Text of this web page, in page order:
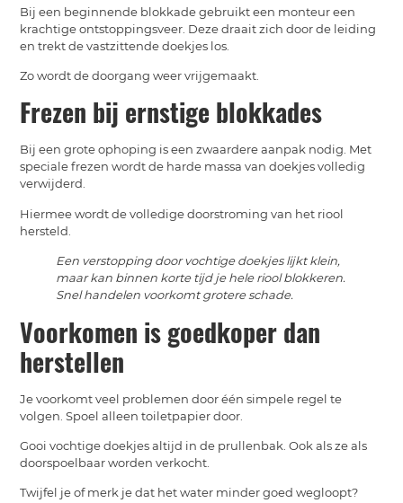
Bij een beginnende blokkade gebruikt een monteur een
krachtige ontstoppingsveer. Deze draait zich door de leiding
en trekt de vastzittende doekjes los.
Zo wordt de doorgang weer vrijgemaakt.
Frezen bij ernstige blokkades
Bij een grote ophoping is een zwaardere aanpak nodig. Met
speciale frezen wordt de harde massa van doekjes volledig
verwijderd.
Hiermee wordt de volledige doorstroming van het riool
hersteld.
Een verstopping door vochtige doekjes lijkt klein,
maar kan binnen korte tijd je hele riool blokkeren.
Snel handelen voorkomt grotere schade.
Voorkomen is goedkoper dan
herstellen
Je voorkomt veel problemen door één simpele regel te
volgen. Spoel alleen toiletpapier door.
Gooi vochtige doekjes altijd in de prullenbak. Ook als ze als
doorspoelbaar worden verkocht.
Twijfel je of merk je dat het water minder goed wegloopt?